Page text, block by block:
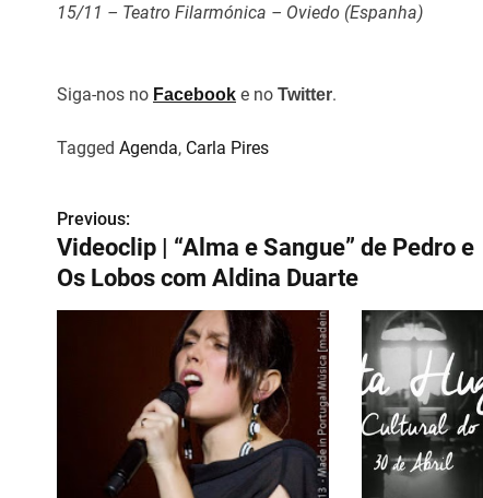
15/11 – Teatro Filarmónica – Oviedo (Espanha)
Siga-nos no Facebook e no Twitter.
Tagged Agenda, Carla Pires
N
a
v
Previous:
Videoclip | “Alma e Sangue” de Pedro e
Os Lobos com Aldina Duarte